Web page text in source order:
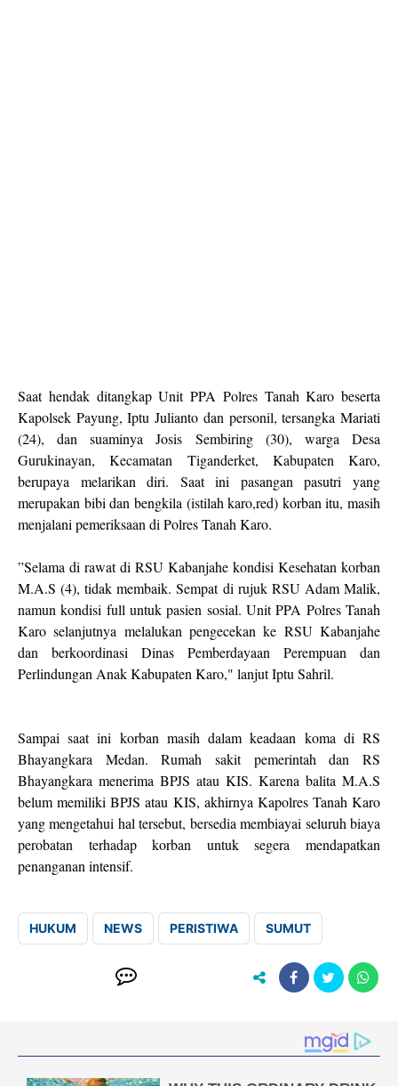
Saat hendak ditangkap Unit PPA Polres Tanah Karo beserta
Kapolsek Payung, Iptu Julianto dan personil, tersangka Mariati
(24), dan suaminya Josis Sembiring (30), warga Desa
Gurukinayan, Kecamatan Tiganderket, Kabupaten Karo,
berupaya melarikan diri. Saat ini pasangan pasutri yang
merupakan bibi dan bengkila (istilah karo,red) korban itu, masih
menjalani pemeriksaan di Polres Tanah Karo.
”Selama di rawat di RSU Kabanjahe kondisi Kesehatan korban
M.A.S (4), tidak membaik. Sempat di rujuk RSU Adam Malik,
namun kondisi full untuk pasien sosial. Unit PPA Polres Tanah
Karo selanjutnya melalukan pengecekan ke RSU Kabanjahe
dan berkoordinasi Dinas Pemberdayaan Perempuan dan
Perlindungan Anak Kabupaten Karo," lanjut Iptu Sahril.
Sampai saat ini korban masih dalam keadaan koma di RS
Bhayangkara Medan. Rumah sakit pemerintah dan RS
Bhayangkara menerima BPJS atau KIS. Karena balita M.A.S
belum memiliki BPJS atau KIS, akhirnya Kapolres Tanah Karo
yang mengetahui hal tersebut, bersedia membiayai seluruh biaya
perobatan terhadap korban untuk segera mendapatkan
penanganan intensif.
HUKUM NEWS PERISTIWA SUMUT